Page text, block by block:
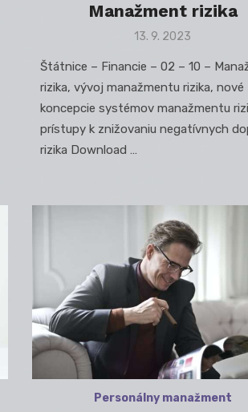
Manažment rizika
Posted
13. 9. 2023
Štátnice – Financie – 02 – 10 –
rizika, vývoj manažmentu rizika, nové
koncepcie systémov manažmentu
prístupy k znižovaniu negatívnych
rizika Download …
Personálny manažment